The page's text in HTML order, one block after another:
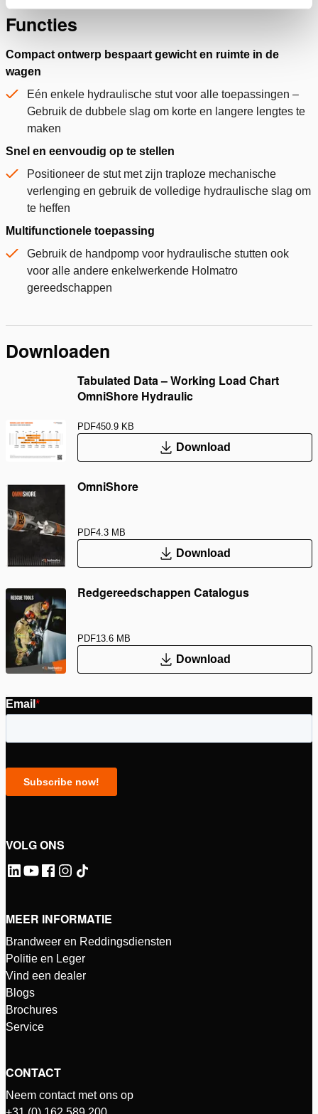
Functies
Compact ontwerp bespaart gewicht en ruimte in de
wagen
Eén enkele hydraulische stut voor alle toepassingen –
Gebruik de dubbele slag om korte en langere lengtes te
maken
Snel en eenvoudig op te stellen
Positioneer de stut met zijn traploze mechanische
verlenging en gebruik de volledige hydraulische slag om
te heffen
Multifunctionele toepassing
Gebruik de handpomp voor hydraulische stutten ook
voor alle andere enkelwerkende Holmatro
gereedschappen
Downloaden
Tabulated Data – Working Load Chart
OmniShore Hydraulic
PDF450.9 KB
Download
OmniShore
PDF4.3 MB
Download
Redgereedschappen Catalogus
PDF13.6 MB
Download
VOLG ONS
MEER INFORMATIE
Brandweer en Reddingsdiensten
Politie en Leger
Vind een dealer
Blogs
Brochures
Service
CONTACT
Neem contact met ons op